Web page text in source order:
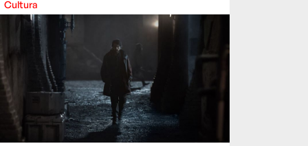
Cultura